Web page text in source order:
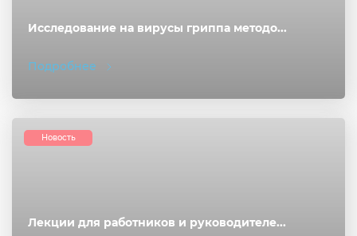
Исследование на вирусы гриппа методо...
Подробнее
Лекции для работников и руководителе...
Новость